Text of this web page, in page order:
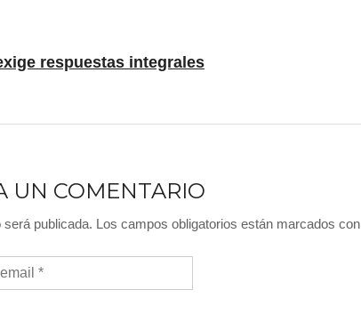
respuestas integrales
UN COMENTARIO
publicada. Los campos obligatorios están marcados con